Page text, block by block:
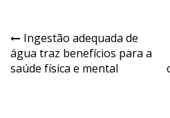
Navegação
de
Ingestão adequada de
água traz benefícios para a
saúde física e mental